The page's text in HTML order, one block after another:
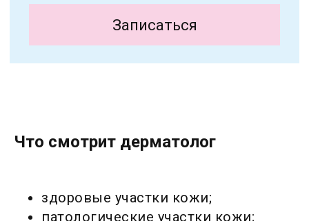
Что смотрит дерматолог
здоровые участки кожи;
патологические участки кожи;